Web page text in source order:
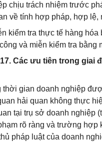
chịu trách nhiệm trước
về tính hợp pháp, hợp lệ,
kiểm tra thực tế hàng hóa
và miễn kiểm tra bằng
Các ưu tiên trong giai
thời gian doanh nghiệp
hải quan không thực
tại trụ sở doanh nghiệp
rõ ràng và trường hợp
pháp luật của doanh